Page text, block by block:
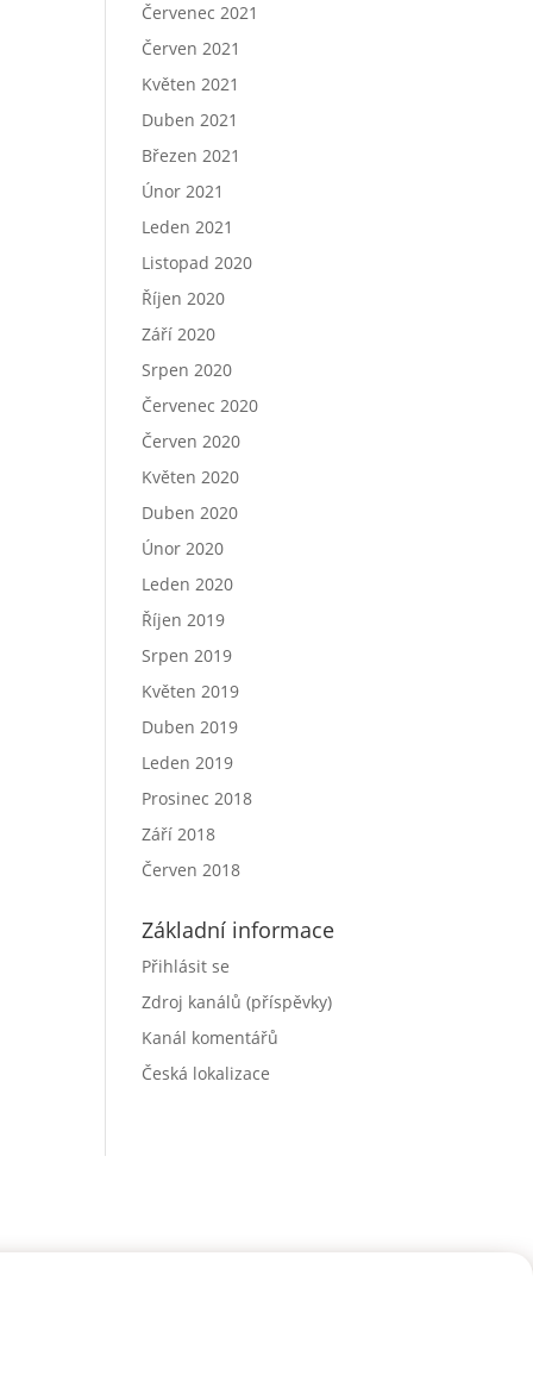
Červenec 2021
Červen 2021
Květen 2021
Duben 2021
Březen 2021
Únor 2021
Leden 2021
Listopad 2020
Říjen 2020
Září 2020
Srpen 2020
Červenec 2020
Červen 2020
Květen 2020
Duben 2020
Únor 2020
Leden 2020
Říjen 2019
Srpen 2019
Květen 2019
Duben 2019
Leden 2019
Prosinec 2018
Září 2018
Červen 2018
Základní informace
Přihlásit se
Zdroj kanálů (příspěvky)
Kanál komentářů
Česká lokalizace